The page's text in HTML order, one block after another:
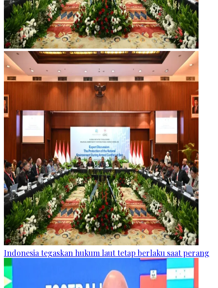
Indonesia tegaskan hukum laut tetap berlaku saat perang